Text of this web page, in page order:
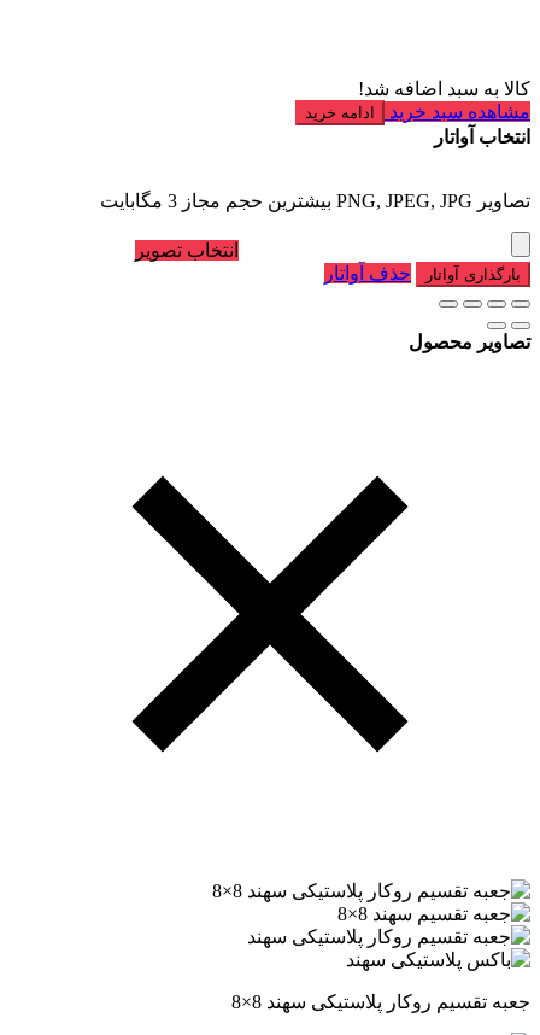
کالا به سبد اضافه شد!
مشاهده سبد خرید
ادامه خرید
انتخاب آواتار
تصاویر PNG, JPEG, JPG بیشترین حجم مجاز 3 مگابایت
انتخاب تصویر
بارگذاری آواتار حذف آواتار
تصاویر محصول
جعبه تقسیم روکار پلاستیکی سهند 8×8